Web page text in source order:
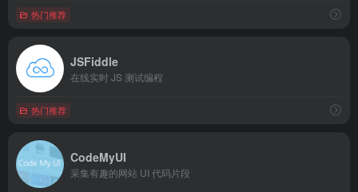
热门推荐
JSFiddle
在线实时 JS 测试编程
热门推荐
CodeMyUI
采集有趣的网站 UI 代码片段